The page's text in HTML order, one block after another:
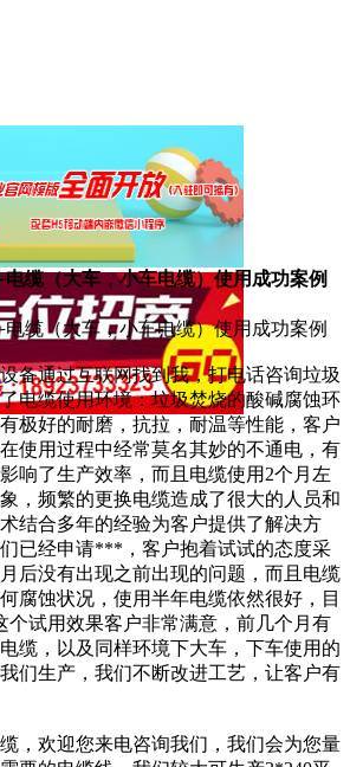
缆（大车，小车电缆）使用成功案例
电缆（大车，小车电缆）使用成功案例
设备通过互联网找到我，打电话咨询垃圾
电缆使用环境：垃圾焚烧的酸碱腐蚀环
极好的耐磨，抗拉，耐温等性能，客户
使用过程中经常莫名其妙的不通电，有
响了生产效率，而且电缆使用2个月左
，频繁的更换电缆造成了很大的人员和
结合多年的经验为客户提供了解决方
已经申请***，客户抱着试试的态度采
后没有出现之前出现的问题，而且电缆
腐蚀状况，使用半年电缆依然很好，目
个试用效果客户非常满意，前几个月有
缆，以及同样环境下大车，下车使用的
们生产，我们不断改进工艺，让客户有
，欢迎您来电咨询我们，我们会为您量